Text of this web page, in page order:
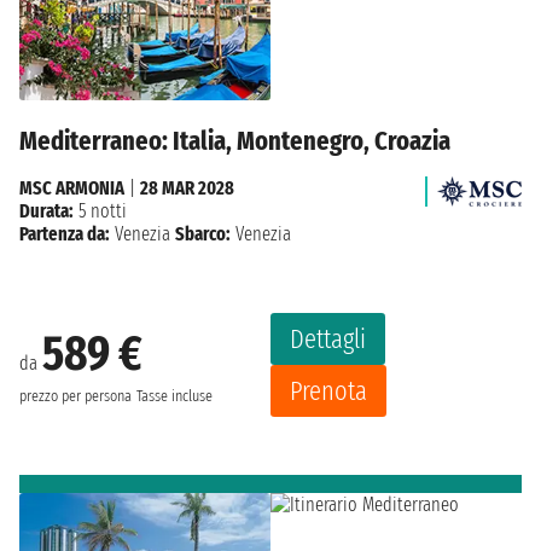
Mediterraneo: Italia, Montenegro, Croazia
da 589 €
prezzo per persona Tasse incluse
Dettagli
Prenota
MSC ARMONIA| 28 MAR 2028
Durata: 5 notti
Partenza da: Venezia Sbarco: Venezia